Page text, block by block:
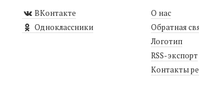
ВКонтакте
Одноклассники
О нас
Обратная
Логотип
RSS-экспорт
Контакты